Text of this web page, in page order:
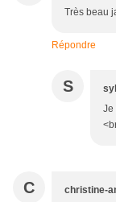
Très beau
Répondre
S
Je
C christine-